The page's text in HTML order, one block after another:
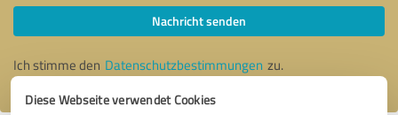
Diese Webseite verwendet Cookies
Nachricht senden
Ich stimme den Datenschutzbestimmungen zu.